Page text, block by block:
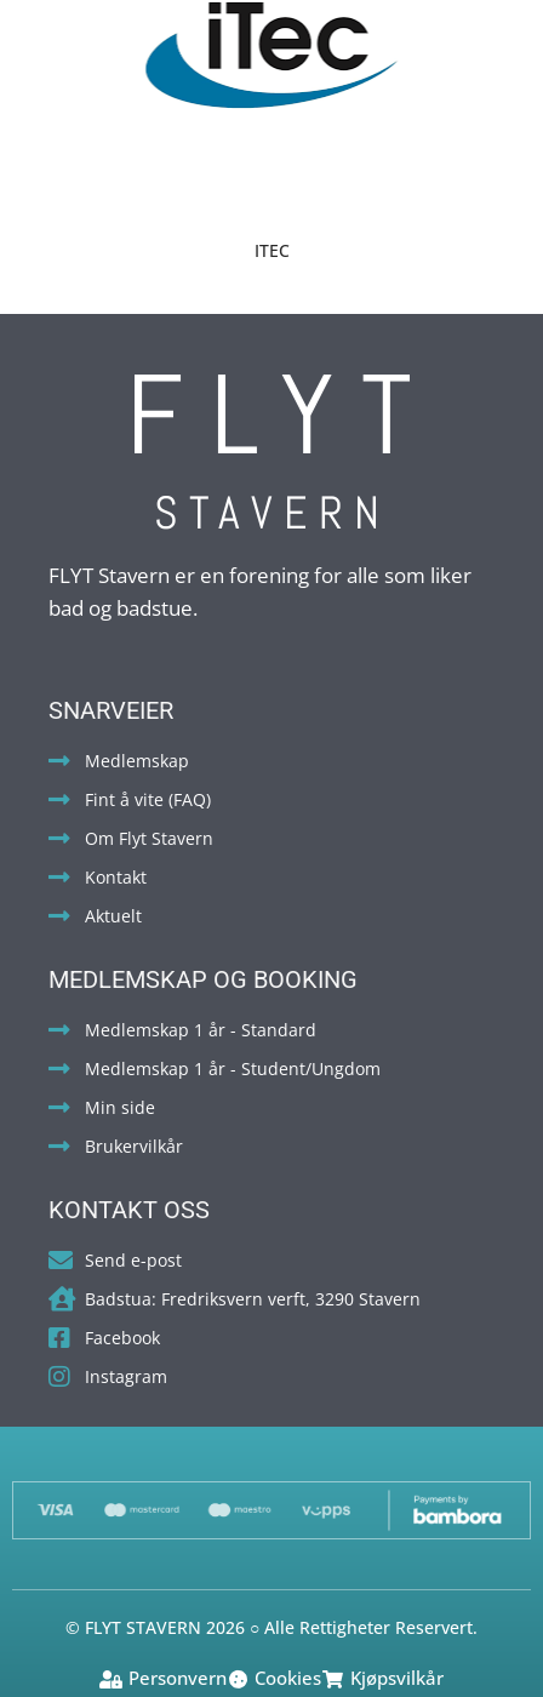
STAVERN SPORT
STAVERN
FLYT Stavern er en forening for alle som liker
bad og badstue.
SNARVEIER
Medlemskap
Fint å vite (FAQ)
Om Flyt Stavern
Kontakt
Aktuelt
MEDLEMSKAP OG BOOKING
Medlemskap 1 år - Standard
Medlemskap 1 år - Student/Ungdom
Min side
Brukervilkår
KONTAKT OSS
Send e-post
Badstua: Fredriksvern verft, 3290 Stavern
Facebook
Instagram
© FLYT STAVERN 2026 ○ Alle Rettigheter Reservert.
Personvern Cookies Kjøpsvilkår